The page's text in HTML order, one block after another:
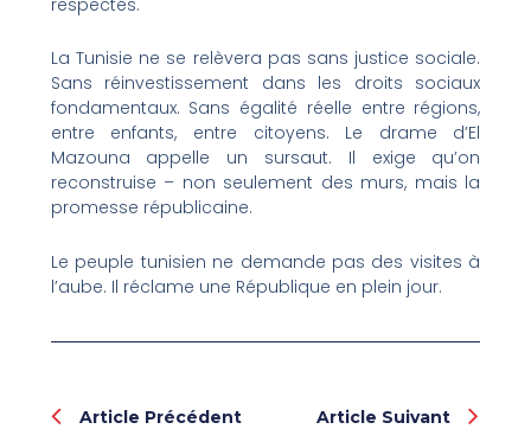
La Tunisie ne se relèvera pas sans justice sociale.
Sans réinvestissement dans les droits sociaux
fondamentaux. Sans égalité réelle entre régions,
entre enfants, entre citoyens. Le drame d’El
Mazouna appelle un sursaut. Il exige qu’on
reconstruise – non seulement des murs, mais la
promesse républicaine.
Le peuple tunisien ne demande pas des visites à
l’aube. Il réclame une République en plein jour.
Prev
Article Précédent Article Suivant